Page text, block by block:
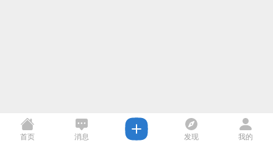
首页 消息 发现 我的